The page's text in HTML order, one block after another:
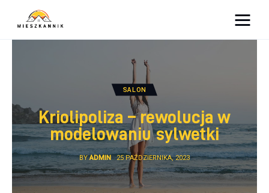
Łazienka
Kuchnia
Salon
SALON
Kriolipoliza – rewolucja w
modelowaniu sylwetki
BY ADMIN 25 PAŹDZIERNIKA, 2023